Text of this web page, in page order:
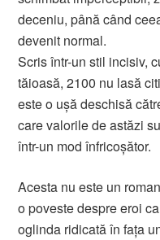
deceniu, până când
devenit normal.
Scris într-un stil incisiv,
tăioasă, 2100 nu lasă
este o ușă deschisă
care valorile de astăzi
într-un mod înfricoșător.
Acesta nu este un
o poveste despre eroi
oglinda ridicată în fața